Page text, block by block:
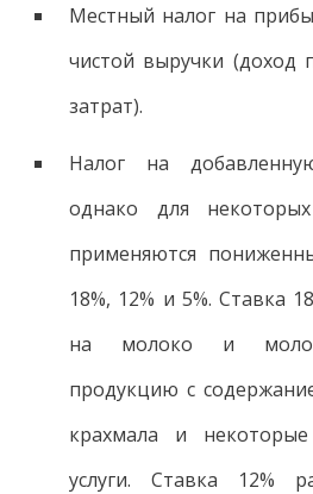
Местный налог на
чистой выручки (доход
затрат).
Налог на
однако для
применяются
18%, 12% и 5%. Ставка
на молоко и
продукцию с
крахмала и
услуги. Ставка 12%